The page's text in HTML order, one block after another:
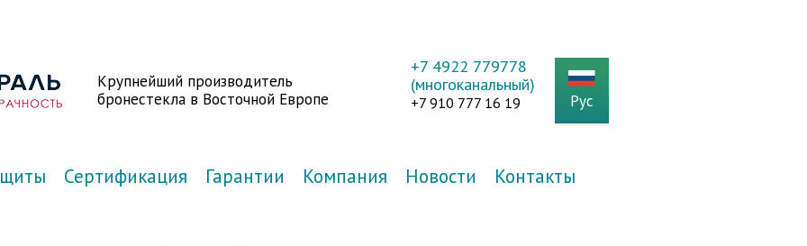
+7 4922 779778
(многоканальный)
+7 910 777 16 19 Рус
Крупнейший производитель
бронестекла в Восточной Европе
Сертификация Гарантии Компания Новости Контакты